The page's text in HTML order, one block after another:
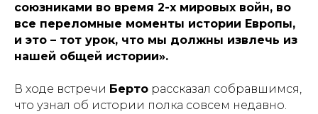
союзниками во время 2-х мировых войн, во
все переломные моменты истории Европы,
и это – тот урок, что мы должны извлечь из
нашей общей истории».
В ходе встречи Берто рассказал собравшимся,
что узнал об истории полка совсем недавно.